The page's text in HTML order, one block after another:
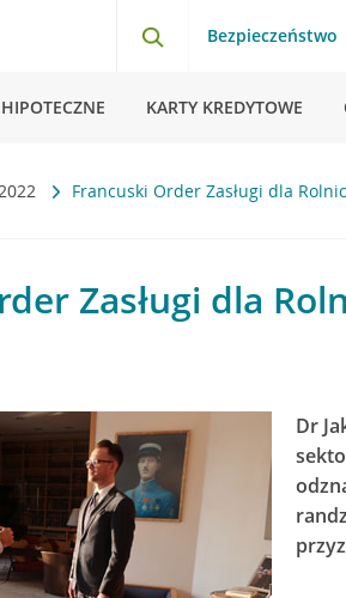
Bezpieczeństwo
KARTY KREDYTOWE
Francuski Order Zasługi dla
Zasługi dla
Dr